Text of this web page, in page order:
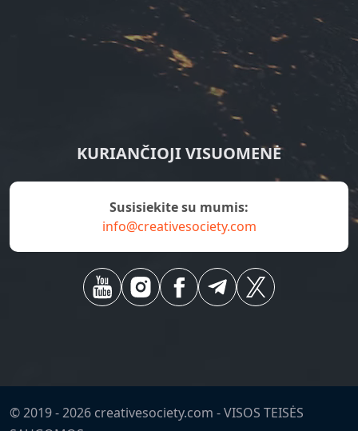
KURIANČIOJI VISUOMENĖ
susisiekite su mumis:
info@creativesociety.com
© 2019 -2026 creativesociety.com -VISOS TEISĖS